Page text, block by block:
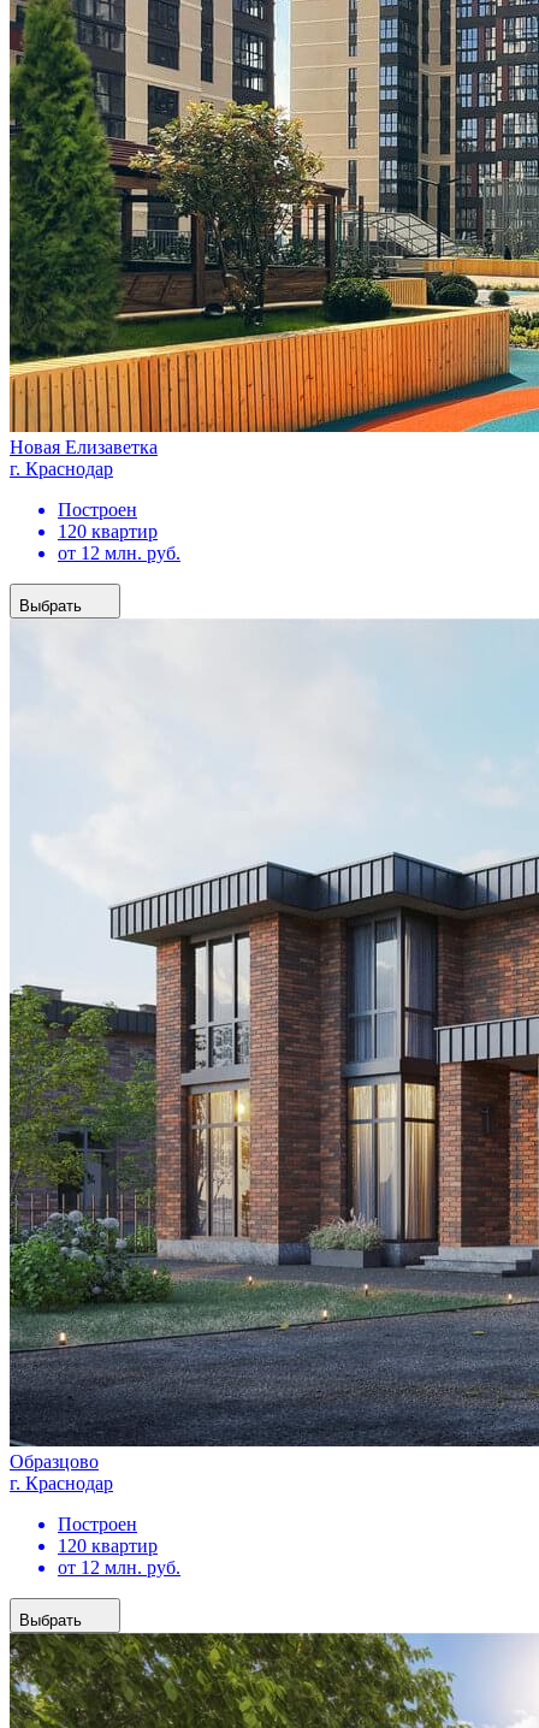
Новая Елизаветка
г. Краснодар
Построен
120 квартир
от 12 млн. руб.
Выбрать
Образцово
г. Краснодар
Построен
120 квартир
от 12 млн. руб.
Выбрать